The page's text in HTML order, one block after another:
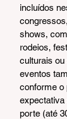
incluídos
shows,
rodeios,
culturais ou
eventos
conforme o
expectativa
porte (até